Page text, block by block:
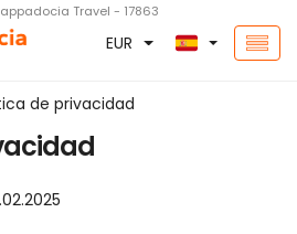
Travel - 17863
EUR
de privacidad